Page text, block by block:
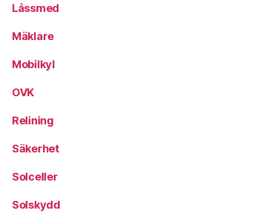
Låssmed
Mäklare
Mobilkyl
OVK
Relining
Säkerhet
Solceller
Solskydd